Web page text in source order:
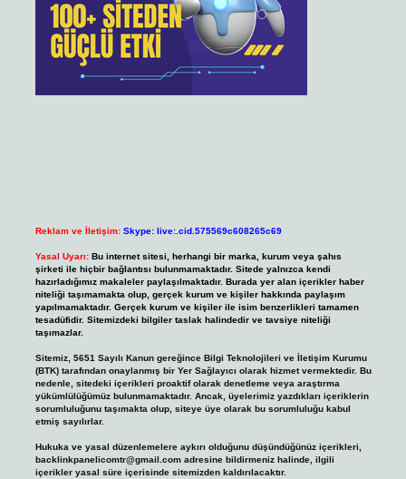
Reklam ve İletişim: Skype: live:.cid.575569c608265c69
Yasal Uyarı: Bu internet sitesi, herhangi bir marka, kurum veya şahıs
şirketi ile hiçbir bağlantısı bulunmamaktadır. Sitede yalnızca kendi
hazırladığımız makaleler paylaşılmaktadır. Burada yer alan içerikler haber
niteliği taşımamakta olup, gerçek kurum ve kişiler hakkında paylaşım
yapılmamaktadır. Gerçek kurum ve kişiler ile isim benzerlikleri tamamen
tesadüfidir. Sitemizdeki bilgiler taslak halindedir ve tavsiye niteliği
taşımazlar.
Sitemiz, 5651 Sayılı Kanun gereğince Bilgi Teknolojileri ve İletişim Kurumu
(BTK) tarafından onaylanmış bir Yer Sağlayıcı olarak hizmet vermektedir. Bu
nedenle, sitedeki içerikleri proaktif olarak denetleme veya araştırma
yükümlülüğümüz bulunmamaktadır. Ancak, üyelerimiz yazdıkları içeriklerin
sorumluluğunu taşımakta olup, siteye üye olarak bu sorumluluğu kabul
etmiş sayılırlar.
Hukuka ve yasal düzenlemelere aykırı olduğunu düşündüğünüz içerikleri,
backlinkpanelicomtr@gmail.comadresine bildirmeniz halinde, ilgili
içerikler yasal süre içerisinde sitemizden kaldırılacaktır.